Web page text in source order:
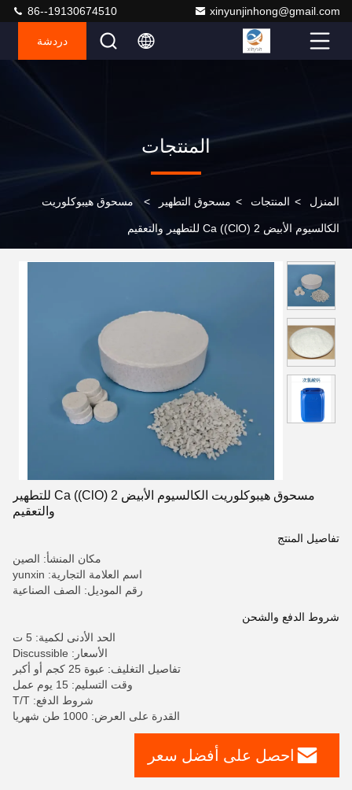
xinyunjinhong@gmail.com
86--19130674510
دردشة
المنتجات
المنزل > المنتجات > مسحوق التطهير > مسحوق هيبوكلوريت
الكالسيوم الأبيض Ca ((ClO) 2 للتطهير والتعقيم
مسحوق هيبوكلوريت الكالسيوم الأبيض Ca ((ClO) 2 للتطهير
والتعقيم
تفاصيل المنتج
مكان المنشأ: الصين
اسم العلامة التجارية: yunxin
رقم الموديل: الصف الصناعية
شروط الدفع والشحن
الحد الأدنى لكمية: 5 ت
الأسعار: Discussible
تفاصيل التغليف: عبوة 25 كجم أو أكبر
وقت التسليم: 15 يوم عمل
شروط الدفع: T/T
القدرة على العرض: 1000 طن شهريا
احصل على أفضل سعر